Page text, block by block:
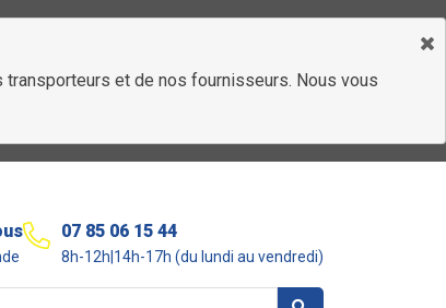
et de nos fournisseurs. Nous vous
07 85 06 15 44
8h-12h|14h-17h (du lundi au vendredi)